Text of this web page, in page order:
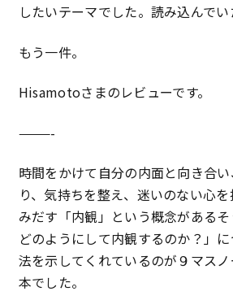
したいテーマでした。読み込んでい
もう一件。
Hisamotoさまのレビューです。
———-
時間をかけて自分の内面と向き合
り、気持ちを整え、迷いのない心
みだす「内観」という概念があるそ
どのようにして内観するのか？」
法を示してくれているのが９マス
本でした。